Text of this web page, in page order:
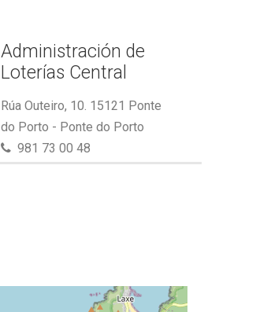
Administración de
Loterías Central
Rúa Outeiro, 10. 15121 Ponte
do Porto - Ponte do Porto
981 73 00 48